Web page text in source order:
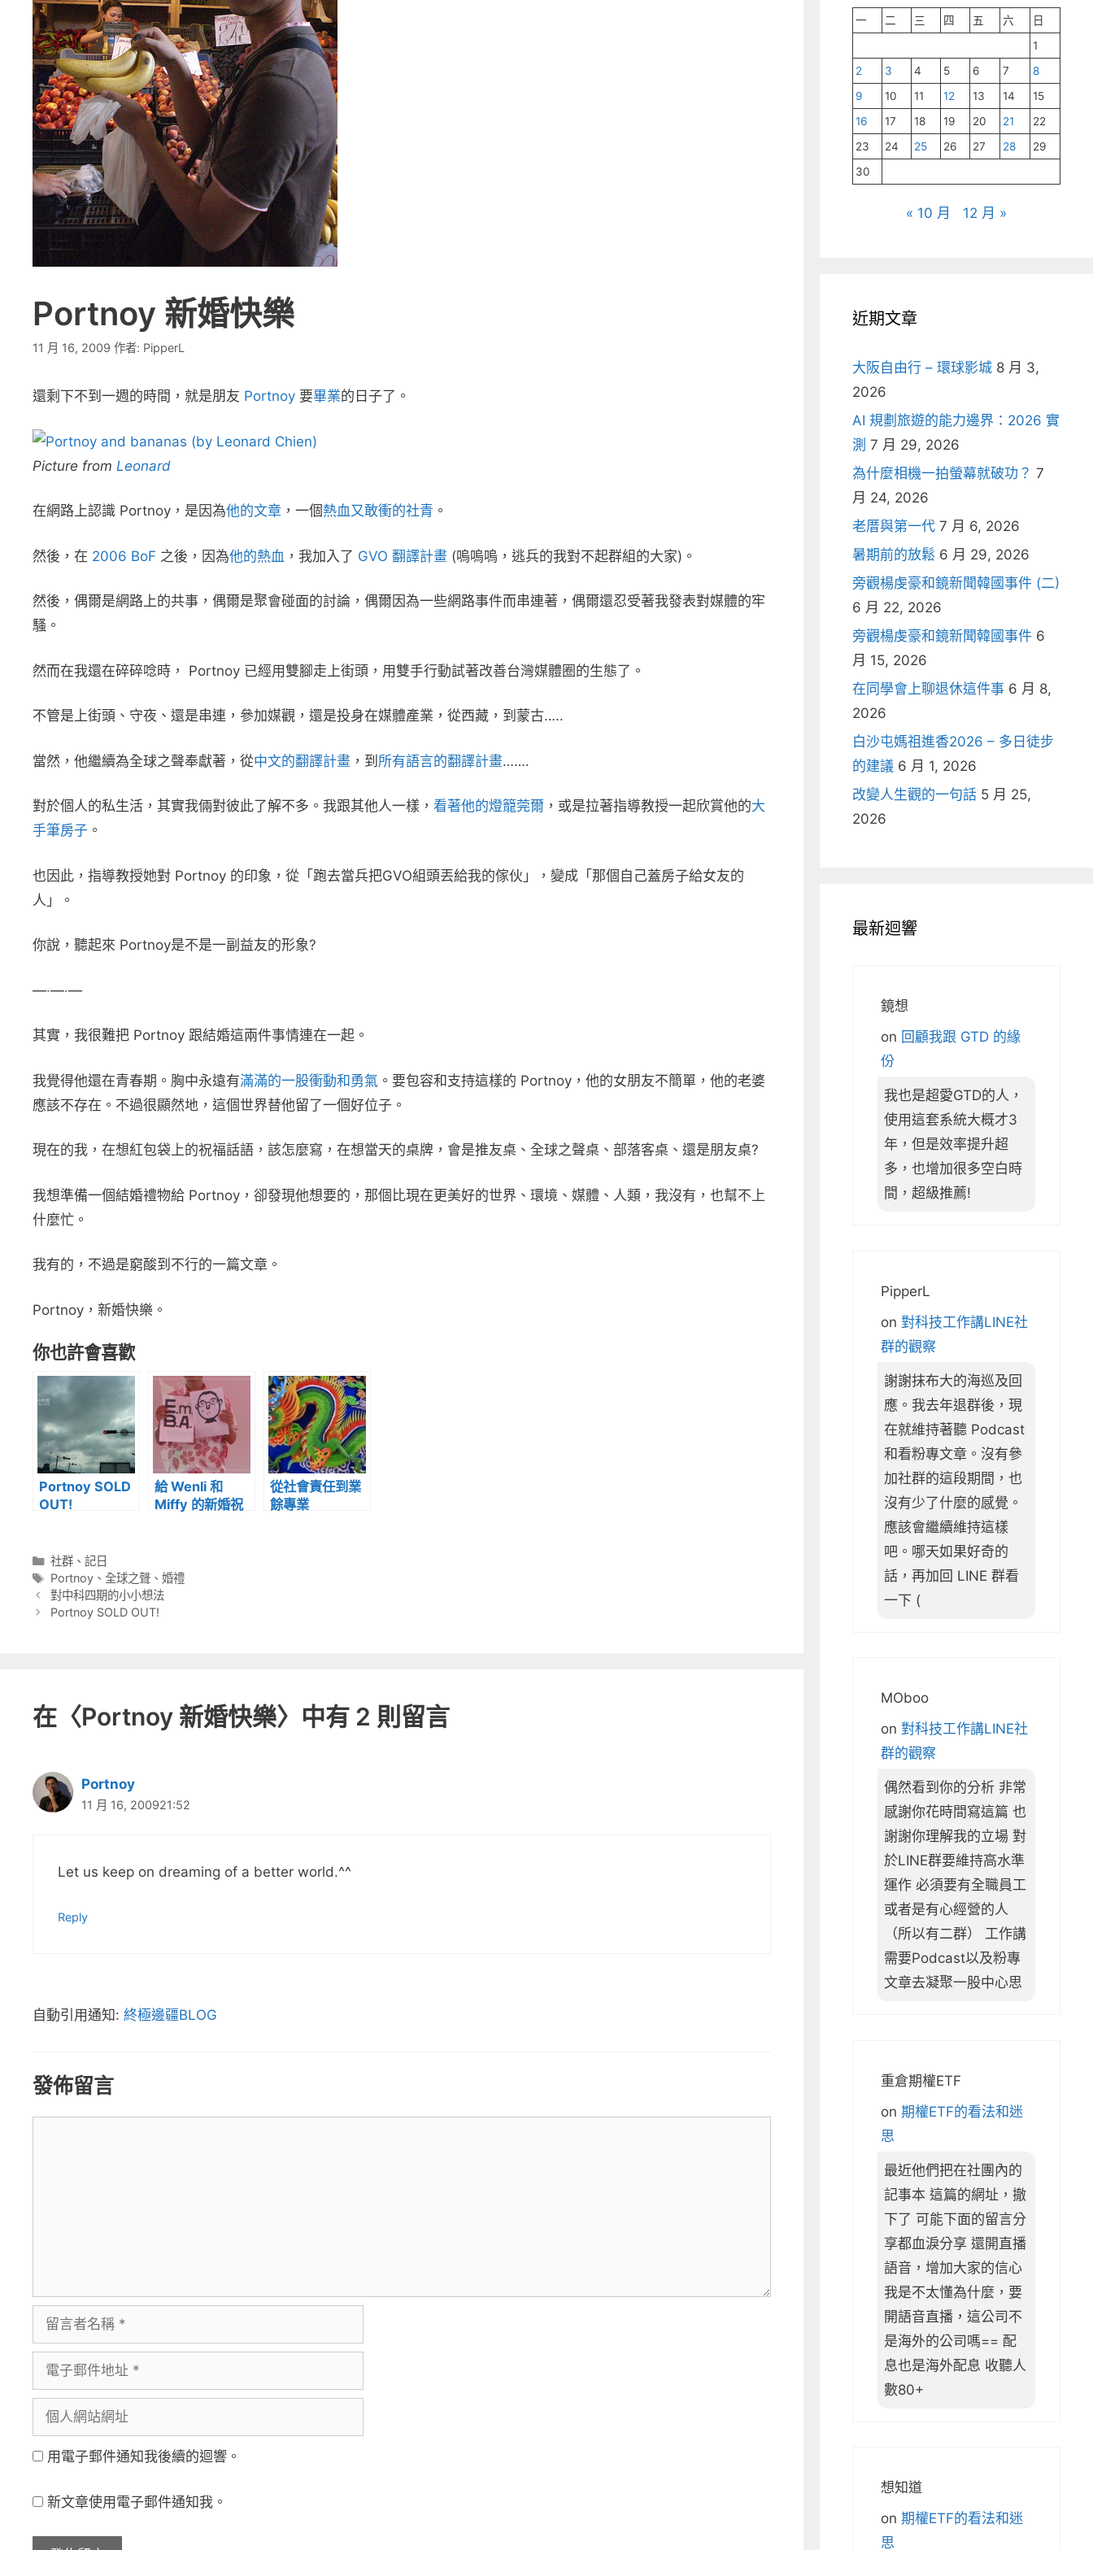
Portnoy 新婚快樂
11 月 16, 2009 作者: PipperL
還剩下不到一週的時間，就是朋友 Portnoy 要畢業的日子了。
Picture from Leonard
在網路上認識 Portnoy，是因為他的文章 ，一個 熱血又敢衝的社青 。
然後，在 2006 BoF 之後，因為他的熱血 ，我加入了 GVO 翻譯計畫 (嗚嗚嗚，逃兵的我對不起群組的大家)。
然後，偶爾是網路上的共事，偶爾是聚會碰面的討論，偶爾因為一些網路事件而串連著，偶爾還忍受著我發表對媒體的牢
騷。
然而在我還在碎碎唸時， Portnoy 已經用雙腳走上街頭，用雙手行動試著改善台灣媒體圈的生態了。
不管是上街頭、守夜、還是串連，參加媒觀，還是投身在媒體產業，從西藏，到蒙古…..
當然，他繼續為全球之聲奉獻著，從中文的翻譯計畫 ，到 所有語言的翻譯計畫…….
對於個人的私生活，其實我倆對彼此了解不多。我跟其他人一樣， 看著他的燈籠莞爾 ，或是拉著指導教授一起欣賞他的大
手筆房子 。
也因此，指導教授她對 Portnoy 的印象，從「跑去當兵把GVO組頭丟給我的傢伙」，變成「那個自己蓋房子給女友的
人」。
你說，聽起來 Portnoy是不是一副益友的形象?
—‧—‧—
其實，我很難把 Portnoy 跟結婚這兩件事情連在一起。
我覺得他還在青春期。胸中永遠有滿滿的一股衝動和勇氣 。要包容和支持這樣的 Portnoy，他的女朋友不簡單，他的老婆
應該不存在。不過很顯然地，這個世界替他留了一個好位子。
現在的我，在想紅包袋上的祝福話語，該怎麼寫，在想當天的桌牌，會是推友桌、全球之聲桌、部落客桌、還是朋友桌?
我想準備一個結婚禮物給 Portnoy，卻發現他想要的，那個比現在更美好的世界、環境、媒體、人類，我沒有，也幫不上
什麼忙。
我有的，不過是窮酸到不行的一篇文章。
Portnoy，新婚快樂。
你也許會喜歡
Portnoy SOLD
OUT!
給 Wenli 和
Miffy 的新婚祝
從社會責任到業
餘專業
分
類
社群、 記日
標
籤
Portnoy、 全球之聲、 婚禮
對中科四期的小小想法
Portnoy SOLD OUT!
在〈Portnoy 新婚快樂〉中有 2 則留言
Portnoy
11 月 16, 200921:52
Let us keep on dreaming of a better world.^^
Reply
自動引用通知: 終極邊疆BLOG
發佈留言
言
名
子
件
地
人
網
網
用電子郵件通知我後續的迴響。
新文章使用電子郵件通知我。
一 二 三 四 五 六
日
1
2
3 4 5 6 7
8
9
10 11 12 13 14
15
16
17 18 19 20 21
22
23
24 25 26 27 28
29
30
« 10 月 12 月 »
近期文章
大阪自由行 – 環球影城 8 月 3,
2026
AI 規劃旅遊的能力邊界：2026 實
測 7 月 29, 2026
為什麼相機一拍螢幕就破功？ 7
月 24, 2026
老厝與第一代 7 月 6, 2026
暑期前的放鬆 6 月 29, 2026
旁觀楊虔豪和鏡新聞韓國事件 (二)
6 月 22, 2026
旁觀楊虔豪和鏡新聞韓國事件 6
月 15, 2026
在同學會上聊退休這件事 6 月 8,
2026
白沙屯媽祖進香2026 – 多日徒步
的建議 6 月 1, 2026
改變人生觀的一句話 5 月 25,
2026
最新迴響
鏡想
on 回顧我跟 GTD 的緣
份
我也是超愛GTD的人，
使用這套系統大概才3
年，但是效率提升超
多，也增加很多空白時
間，超級推薦!
PipperL
on 對科技工作講LINE社
群的觀察
謝謝抹布大的海巡及回
應。我去年退群後，現
在就維持著聽 Podcast
和看粉專文章。沒有參
加社群的這段期間，也
沒有少了什麼的感覺。
應該會繼續維持這樣
吧。哪天如果好奇的
話，再加回 LINE 群看
一下 (
MOboo
on 對科技工作講LINE社
群的觀察
偶然看到你的分析 非常
感謝你花時間寫這篇 也
謝謝你理解我的立場 對
於LINE群要維持高水準
運作 必須要有全職員工
或者是有心經營的人
（所以有二群） 工作講
需要Podcast以及粉專
文章去凝聚一股中心思
重倉期權ETF
on 期權ETF的看法和迷
思
最近他們把在社團內的
記事本 這篇的網址，撤
下了 可能下面的留言分
享都血淚分享 還開直播
語音，增加大家的信心
我是不太懂為什麼，要
開語音直播，這公司不
是海外的公司嗎== 配
息也是海外配息 收聽人
數80+
想知道
on 期權ETF的看法和迷
思